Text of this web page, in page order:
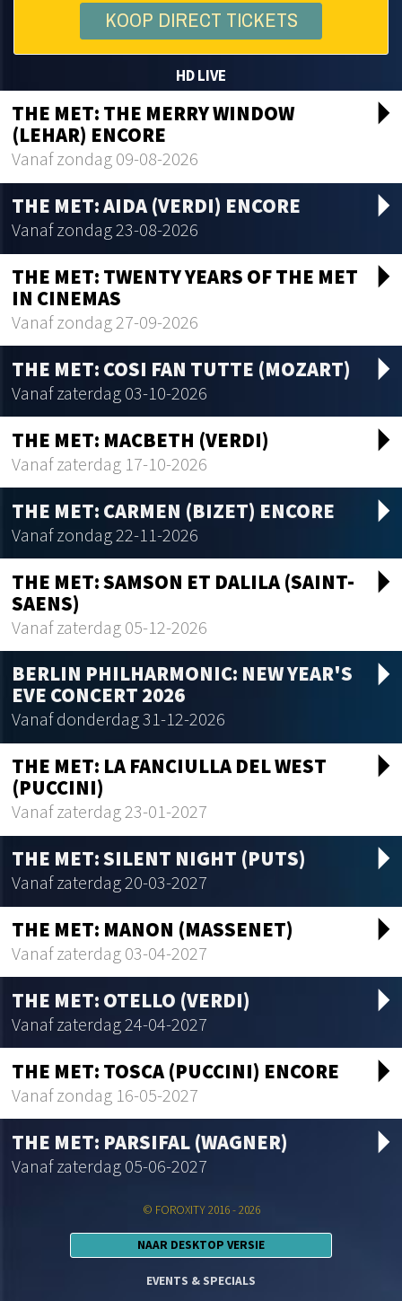
KOOP DIRECT TICKETS
HD LIVE
THE MET: THE MERRY WINDOW
(LEHAR) ENCORE
Vanaf zondag 09-08-2026
THE MET: AIDA (VERDI) ENCORE
Vanaf zondag 23-08-2026
THE MET: TWENTY YEARS OF THE MET
IN CINEMAS
Vanaf zondag 27-09-2026
THE MET: COSI FAN TUTTE (MOZART)
Vanaf zaterdag 03-10-2026
THE MET: MACBETH (VERDI)
Vanaf zaterdag 17-10-2026
THE MET: CARMEN (BIZET) ENCORE
Vanaf zondag 22-11-2026
THE MET: SAMSON ET DALILA (SAINT-
SAENS)
Vanaf zaterdag 05-12-2026
BERLIN PHILHARMONIC: NEW YEAR'S
EVE CONCERT 2026
Vanaf donderdag 31-12-2026
THE MET: LA FANCIULLA DEL WEST
(PUCCINI)
Vanaf zaterdag 23-01-2027
THE MET: SILENT NIGHT (PUTS)
Vanaf zaterdag 20-03-2027
THE MET: MANON (MASSENET)
Vanaf zaterdag 03-04-2027
THE MET: OTELLO (VERDI)
Vanaf zaterdag 24-04-2027
THE MET: TOSCA (PUCCINI) ENCORE
Vanaf zondag 16-05-2027
THE MET: PARSIFAL (WAGNER)
Vanaf zaterdag 05-06-2027
© FOROXITY 2016 - 2026
NAAR DESKTOP VERSIE
EVENTS & SPECIALS